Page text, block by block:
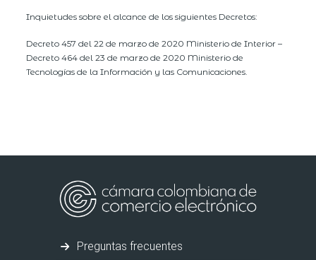
Inquietudes sobre el alcance de los siguientes Decretos:
Decreto 457 del 22 de marzo de 2020 Ministerio de Interior –
Decreto 464 del 23 de marzo de 2020 Ministerio de
Tecnologías de la Información y las Comunicaciones.
Preguntas frecuentes